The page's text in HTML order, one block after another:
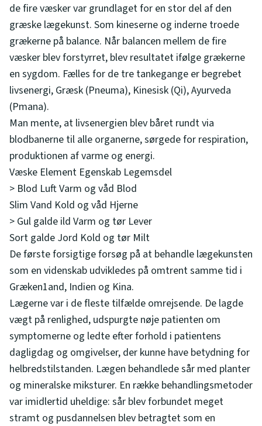
de fire væsker var grundlaget for en stor del af den
græske lægekunst. Som kineserne og inderne troede
grækerne på balance. Når balancen mellem de fire
væsker blev forstyrret, blev resultatet ifølge grækerne
en sygdom. Fælles for de tre tankegange er begrebet
livsenergi, Græsk (Pneuma), Kinesisk (Qi), Ayurveda
(Pmana).
Man mente, at livsenergien blev båret rundt via
blodbanerne til alle organerne, sørgede for respiration,
produktionen af varme og energi.
Væske Element Egenskab Legemsdel
> Blod Luft Varm og våd Blod
Slim Vand Kold og våd Hjerne
> Gul galde ild Varm og tør Lever
Sort galde Jord Kold og tør Milt
De første forsigtige forsøg på at behandle lægekunsten
som en videnskab udvikledes på omtrent samme tid i
Græken1and, Indien og Kina.
Lægerne var i de fleste tilfælde omrejsende. De lagde
vægt på renlighed, udspurgte nøje patienten om
symptomerne og ledte efter forhold i patientens
dagligdag og omgivelser, der kunne have betydning for
helbredstilstanden. Lægen behandlede sår med planter
og mineralske miksturer. En række behandlingsmetoder
var imidlertid uheldige: sår blev forbundet meget
stramt og pusdannelsen blev betragtet som en